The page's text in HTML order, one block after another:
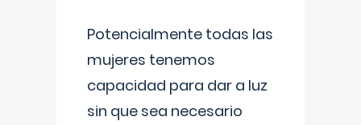
Potencialmente todas las
mujeres tenemos
capacidad para dar a luz
sin que sea necesario